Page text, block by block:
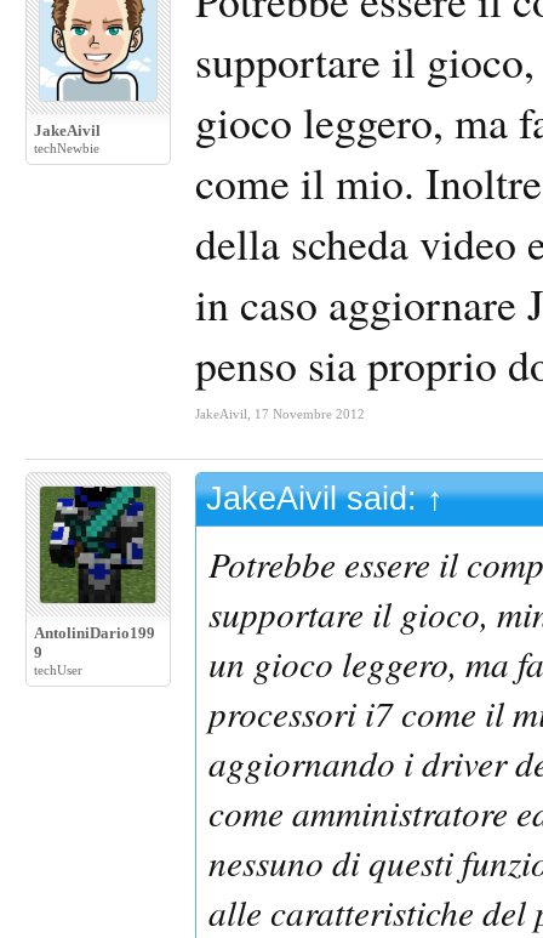
JakeAivil
techNewbie
supportare il
gioco leggero, ma
come il mio.
della scheda video
in caso aggiornare
penso sia proprio
JakeAivil 17 Novembre 2012
AntoliniDario199
9
techUser
JakeAivil said:↑
Potrebbe essere il
supportare il gioco,
un gioco leggero, ma
processori i7 come il
aggiornando i driver
come amministratore
nessuno di questi
alle caratteristiche del